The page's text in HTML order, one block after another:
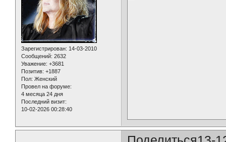
Зарегистрирован: 14-03-2010
Сообщений: 2632
Уважение: +3681
Позитив: +1887
Пол: Женский
Провел на форуме:
4 месяца 24 дня
Последний визит:
10-02-2026 00:28:40